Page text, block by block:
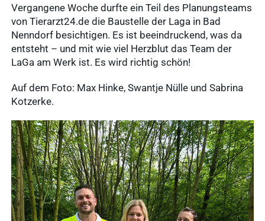
Nachhaltigkeit
Ergebnisse
anzeigen
WDT Info
Ergebnisse
Vergangene Woche durfte ein Teil des Planungsteams
von Tierarzt24.de die Baustelle der Laga in Bad
Nenndorf besichtigen. Es ist beeindruckend, was da
entsteht – und mit wie viel Herzblut das Team der
LaGa am Werk ist. Es wird richtig schön!
Auf dem Foto: Max Hinke, Swantje Nülle und Sabrina
Kotzerke.